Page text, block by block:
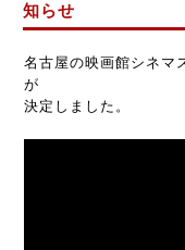
知らせ
名古屋の映画館シネマ
が
決定しました。